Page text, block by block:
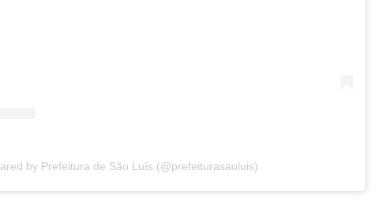
by Prefeitura de São Luís (@prefeiturasaoluis)